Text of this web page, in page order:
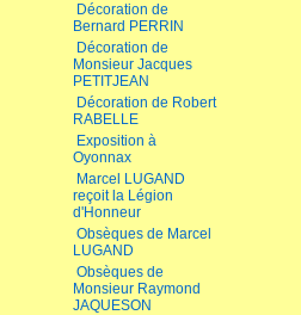
Décoration de
Bernard PERRIN
Décoration de
Monsieur Jacques
PETITJEAN
Décoration de Robert
RABELLE
Exposition à
Oyonnax
Marcel LUGAND
reçoit la Légion
d'Honneur
Obsèques de Marcel
LUGAND
Obsèques de
Monsieur Raymond
JAQUESON